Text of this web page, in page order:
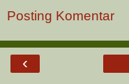
Posting Komentar
‹